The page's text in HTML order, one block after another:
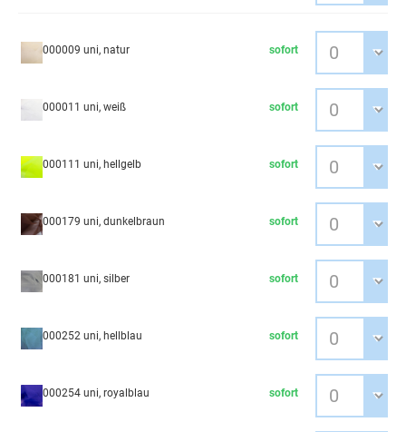
000009 uni, natur sofort
000011 uni, weiß sofort
000111 uni, hellgelb sofort
000179 uni, dunkelbraun sofort
000181 uni, silber sofort
000252 uni, hellblau sofort
000254 uni, royalblau sofort